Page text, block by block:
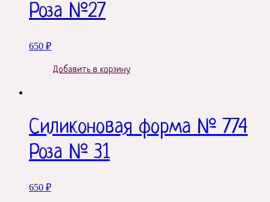
Роза №27
650 ₽
Добавить в корзину
Силиконовая форма № 774
Роза № 31
650 ₽